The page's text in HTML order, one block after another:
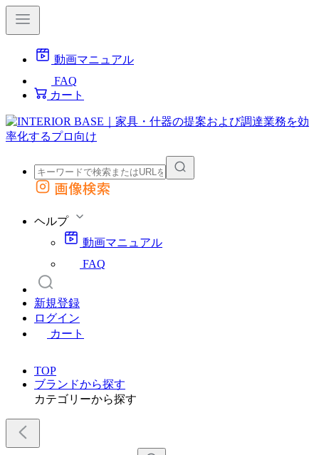
動画マニュアル
FAQ
カート
外部サイトの商品をカートに追加
画像検索
ヘルプ
動画マニュアル
FAQ
新規登録
ログイン
カート
TOP
ブランドから探す
カテゴリーから探す